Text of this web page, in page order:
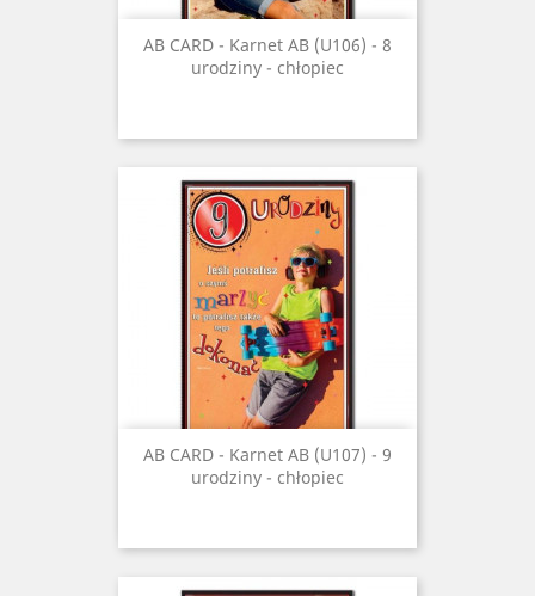
AB CARD - Karnet AB (U106) - 8
urodziny - chłopiec
AB CARD - Karnet AB (U107) - 9
urodziny - chłopiec